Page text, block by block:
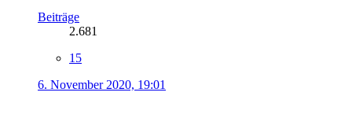
Beiträge
2.681
15
6. November 2020, 19:01